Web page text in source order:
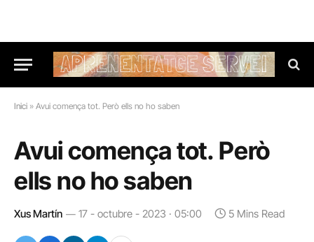
Inici » Avui comença tot. Però ells no ho saben
Avui comença tot. Però
ells no ho saben
Xus Martín 17 - octubre - 2023 · 05:00 5 Mins Read